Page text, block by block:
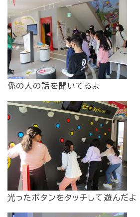
係の人の話を聞いてるよ
光ったボタンをタッチして遊んだよ